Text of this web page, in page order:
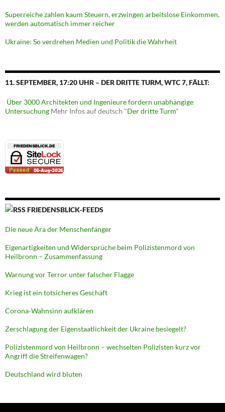
Superreiche zahlen kaum Steuern, erzwingen arbeitslose Einkommen,
werden automatisch immer reicher
Ukraine: So verdrehen Medien und Politik die Wahrheit
11. SEPTEMBER, 17:20 UHR – DER DRITTE TURM, WTC 7, FÄLLT:
Über 3000 Architekten und Ingenieure fordern unabhängige
Untersuchung Mehr Infos auf deutsch "Der dritte Turm"
FRIEDENSBLICK-FEEDS
Die neue Ära der Menschenfänger
Eigenartigkeiten und Widersprüche beim Polizistenmord von
Heilbronn – Zusammenfassung
Warnung vor Terror unter falscher Flagge
Krieg ist ein totsicheres Geschäft
Corona-Wahnsinn aufklären
Zerschlagung der Eigenstaatlichkeit der Ukraine besiegelt?
Polizistenmord von Heilbronn – wechselten Polizisten kurz vor
Angriff die Streifenwagen?
Deutschland wird bluten